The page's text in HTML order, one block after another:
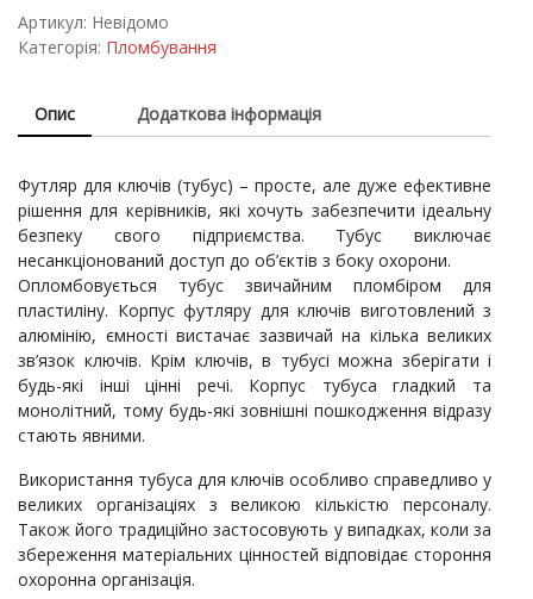
quantity
Артикул: Невідомо
Категорія: Пломбування
Опис Додаткова інформація
Футляр для ключів (тубус) – просте, але дуже ефективне
рішення для керівників, які хочуть забезпечити ідеальну
безпеку свого підприємства. Тубус виключає
несанкціонований доступ до об’єктів з боку охорони.
Опломбовується тубус звичайним пломбіром для
пластиліну. Корпус футляру для ключів виготовлений з
алюмінію, ємності вистачає зазвичай на кілька великих
зв’язок ключів. Крім ключів, в тубусі можна зберігати і
будь-які інші цінні речі. Корпус тубуса гладкий та
монолітний, тому будь-які зовнішні пошкодження відразу
стають явними.
Використання тубуса для ключів особливо справедливо у
великих організаціях з великою кількістю персоналу.
Також його традиційно застосовують у випадках, коли за
збереження матеріальних цінностей відповідає стороння
охоронна організація.